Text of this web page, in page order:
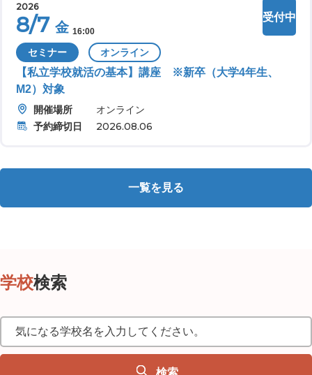
セミナー オンライン
【私立学校就活の基本】講座 ※新卒（大学4年生、
M2）対象
開催場所
オンライン
予約締切日
2026.08.06
2026
8/7 金 16:00
受付中
一覧を見る
学校検索